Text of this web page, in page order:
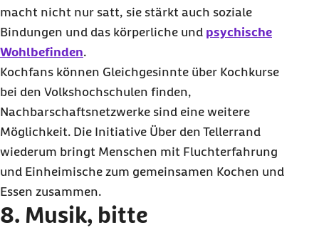
macht nicht nur satt, sie stärkt auch soziale
Bindungen und das körperliche und psychische
Wohlbefinden.
Kochfans können Gleichgesinnte über Kochkurse
bei den Volkshochschulen finden,
Nachbarschaftsnetzwerke sind eine weitere
Möglichkeit. Die Initiative Über den Tellerrand
wiederum bringt Menschen mit Fluchterfahrung
und Einheimische zum gemeinsamen Kochen und
Essen zusammen.
8. Musik, bitte